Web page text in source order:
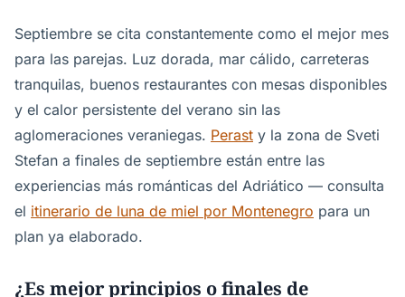
Septiembre se cita constantemente como el mejor mes
para las parejas. Luz dorada, mar cálido, carreteras
tranquilas, buenos restaurantes con mesas disponibles
y el calor persistente del verano sin las
aglomeraciones veraniegas. Perast y la zona de Sveti
Stefan a finales de septiembre están entre las
experiencias más románticas del Adriático — consulta
el itinerario de luna de miel por Montenegro para un
plan ya elaborado.
¿Es mejor principios o finales de